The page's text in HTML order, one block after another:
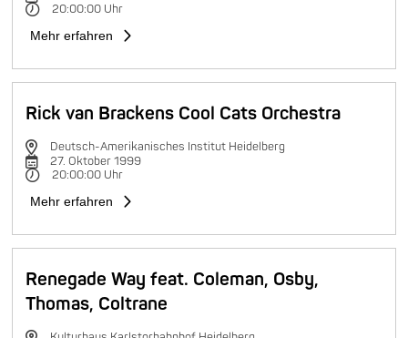
20:00:00 Uhr
Mehr erfahren
Rick van Brackens Cool Cats Orchestra
Deutsch-Amerikanisches Institut Heidelberg
27. Oktober 1999
20:00:00 Uhr
Mehr erfahren
Renegade Way feat. Coleman, Osby,
Thomas, Coltrane